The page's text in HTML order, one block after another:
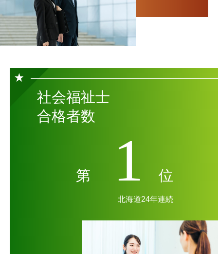
社会福祉士
合格者数
第 1 位
北海道24年連続